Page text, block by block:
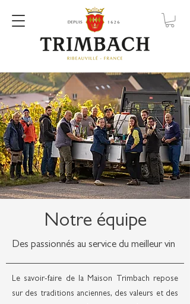
Notre équipe
Des passionnés au service du meilleur vin
Le savoir-faire de la Maison Trimbach repose
sur des traditions anciennes, des valeurs et des